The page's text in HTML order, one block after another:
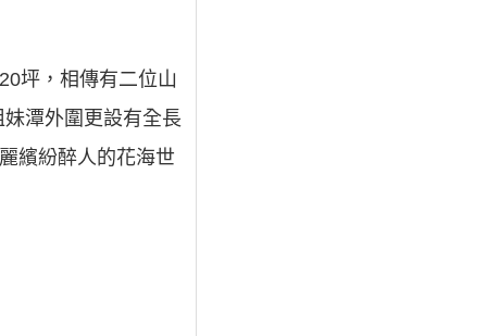
坪，相傳有二位山
潭外圍更設有全長
繽紛醉人的花海世